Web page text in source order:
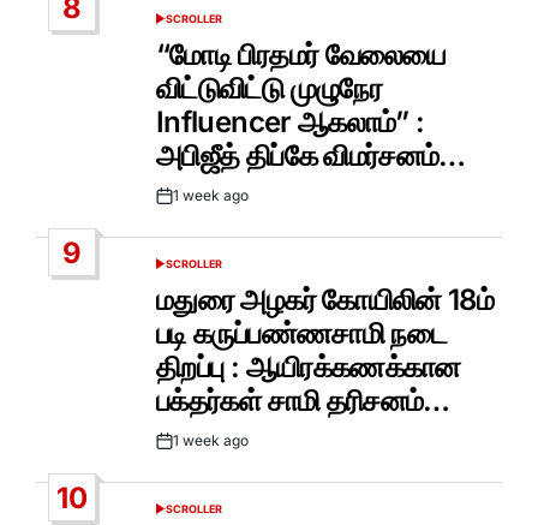
8
POSTED
SCROLLER
“மோடி பிரதமர் வேலையை
விட்டுவிட்டு முழுநேர
Influencer ஆகலாம்” :
அபிஜீத் திப்கே விமர்சனம்…
Post1 week ago
9
POSTED
SCROLLER
மதுரை அழகர் கோயிலின் 18ம்
படி கருப்பண்ணசாமி நடை
திறப்பு : ஆயிரக்கணக்கான
பக்தர்கள் சாமி தரிசனம்…
Post1 week ago
10
POSTED
SCROLLER